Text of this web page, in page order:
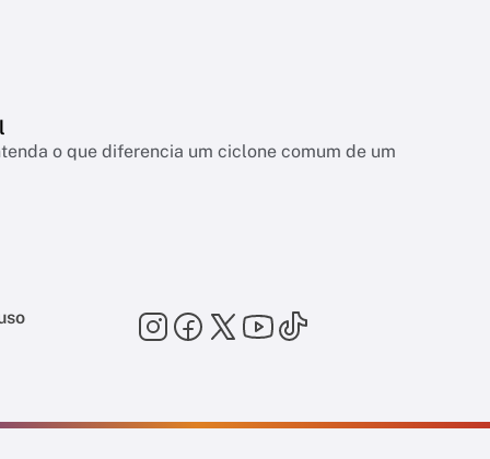
o que diferencia um ciclone comum de um